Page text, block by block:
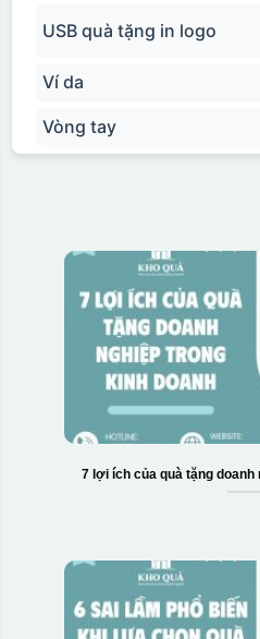
USB quà tặng in logo
Ví da
Vòng tay
7 lợi ích của quà tặng doanh